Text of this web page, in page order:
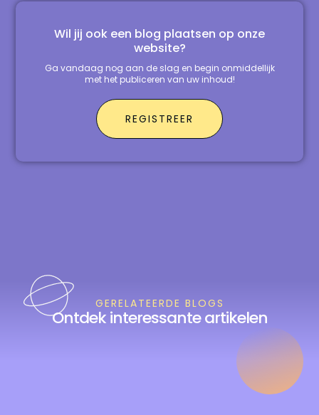
Wil jij ook een blog plaatsen op onze
website?
Ga vandaag nog aan de slag en begin onmiddellijk
met het publiceren van uw inhoud!
REGISTREER
GERELATEERDE BLOGS
Ontdek interessante artikelen